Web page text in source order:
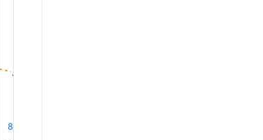
-7.0°
8% Sade